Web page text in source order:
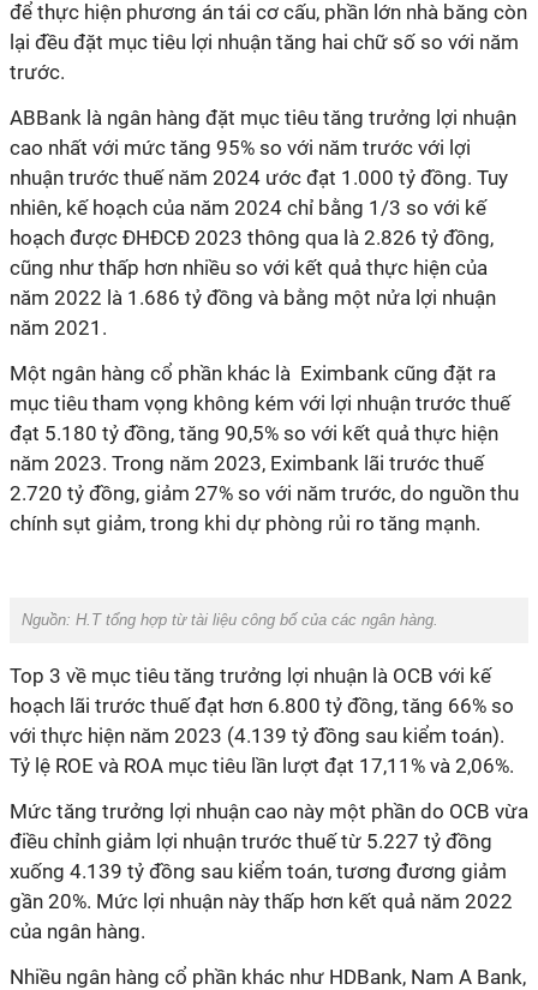
để thực hiện phương án tái cơ cấu, phần lớn nhà băng còn
lại đều đặt mục tiêu lợi nhuận tăng hai chữ số so với năm
trước.
ABBank là ngân hàng đặt mục tiêu tăng trưởng lợi nhuận
cao nhất với mức tăng 95% so với năm trước với lợi
nhuận trước thuế năm 2024 ước đạt 1.000 tỷ đồng. Tuy
nhiên, kế hoạch của năm 2024 chỉ bằng 1/3 so với kế
hoạch được ĐHĐCĐ 2023 thông qua là 2.826 tỷ đồng,
cũng như thấp hơn nhiều so với kết quả thực hiện của
năm 2022 là 1.686 tỷ đồng và bằng một nửa lợi nhuận
năm 2021.
Một ngân hàng cổ phần khác là Eximbank cũng đặt ra
mục tiêu tham vọng không kém với lợi nhuận trước thuế
đạt 5.180 tỷ đồng, tăng 90,5% so với kết quả thực hiện
năm 2023. Trong năm 2023, Eximbank lãi trước thuế
2.720 tỷ đồng, giảm 27% so với năm trước, do nguồn thu
chính sụt giảm, trong khi dự phòng rủi ro tăng mạnh.
Nguồn: H.T tổng hợp từ tài liệu công bố của các ngân hàng.
Top 3 về mục tiêu tăng trưởng lợi nhuận là OCB với kế
hoạch lãi trước thuế đạt hơn 6.800 tỷ đồng, tăng 66% so
với thực hiện năm 2023 (4.139 tỷ đồng sau kiểm toán).
Tỷ lệ ROE và ROA mục tiêu lần lượt đạt 17,11% và 2,06%.
Mức tăng trưởng lợi nhuận cao này một phần do OCB vừa
điều chỉnh giảm lợi nhuận trước thuế từ 5.227 tỷ đồng
xuống 4.139 tỷ đồng sau kiểm toán, tương đương giảm
gần 20%. Mức lợi nhuận này thấp hơn kết quả năm 2022
của ngân hàng.
Nhiều ngân hàng cổ phần khác như HDBank, Nam A Bank,